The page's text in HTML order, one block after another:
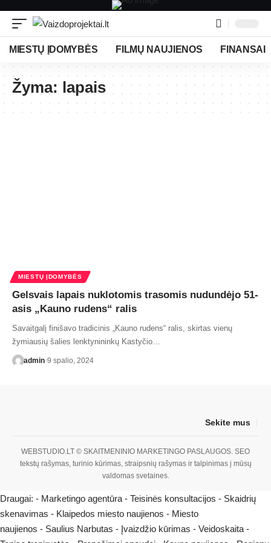
MIESTŲ ĮDOMYBĖS FILMŲ NAUJIENOS FINANSAI
Žyma: lapais
MIESTŲ ĮDOMYBĖS
Gelsvais lapais nuklotomis trasomis nudundėjo 51-
asis „Kauno rudens“ ralis
Savaitgalį finišavo tradicinis „Kauno rudens“ ralis, skirtas vienų
žymiausių šalies lenktynininkų Kastyčio…
admin 9 spalio, 2024
Sekite mus
WEBSTUDIO.LT © SKAITMENINIO MARKETINGO PASLAUGOS. SEO
tekstų rašymas, turinio kūrimas, straipsnių rašymas ir talpinimas į mūsų
valdomas svetaines.
Draugai: - Marketingo agentūra - Teisinės konsultacijos - Skaidrių
skenavimas - Klaipedos miesto naujienos - Miesto
naujienos - Saulius Narbutas - Įvaizdžio kūrimas - Veidoskaita -